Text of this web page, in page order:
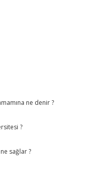
ne denir ?
?
sağlar ?